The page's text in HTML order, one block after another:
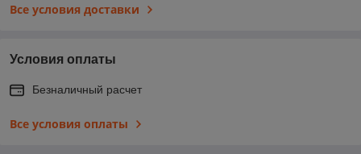
Все условия доставки
Условия оплаты
Безналичный расчет
Все условия оплаты